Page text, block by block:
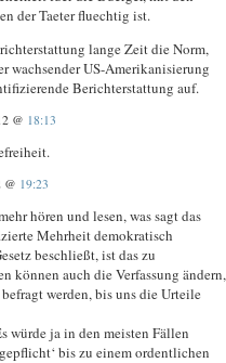
der Taeter fluechtig ist.
lange Zeit die Norm,
wachsender US-Amerikanisierung
Berichterstattung auf.
@ 18:13
@ 19:23
hören und lesen, was sagt das
Mehrheit demokratisch
beschließt, ist das zu
können auch die Verfassung ändern,
werden, bis uns die Urteile
würde ja in den meisten Fällen
bis zu einem ordentlichen